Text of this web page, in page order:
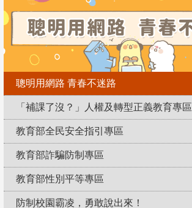
聰明用網路 青春不迷路
「補課了沒？」人權及轉型正義教育專區
教育部全民安全指引專區
教育部詐騙防制專區
教育部性別平等專區
防制校園霸凌，勇敢說出來！